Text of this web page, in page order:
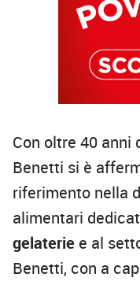
Con oltre 40 anni
Benetti si è
riferimento nella
alimentari
gelaterie e al
Benetti, con a